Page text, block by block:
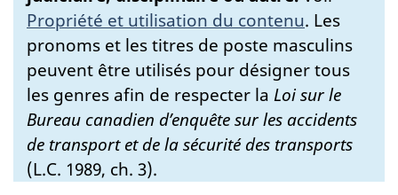
Propriété et utilisation du contenu. Les
pronoms et les titres de poste masculins
peuvent être utilisés pour désigner tous
les genres afin de respecter la Loi sur le
Bureau canadien d’enquête sur les accidents
de transport et de la sécurité des transports
(L.C. 1989, ch. 3).